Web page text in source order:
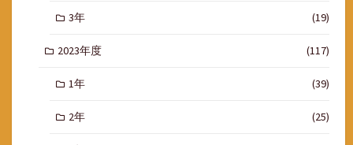
3年 (19)
2023年度 (117)
1年 (39)
2年 (25)